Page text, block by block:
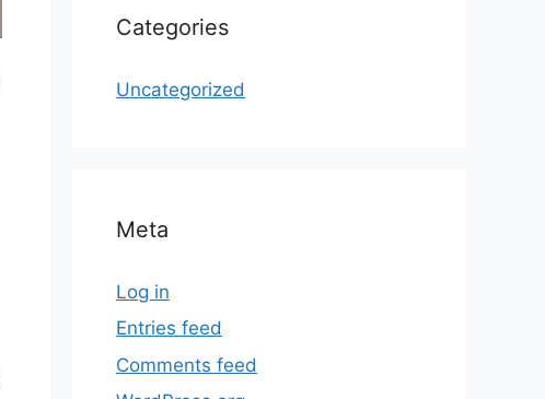
Categories
Uncategorized
Meta
Log in
Entries feed
Comments feed